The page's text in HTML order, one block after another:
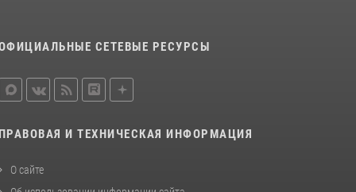
СЕТЕВЫЕ РЕСУРСЫ
ПРАВОВАЯ И ТЕХНИЧЕСКАЯ ИНФОРМАЦИЯ
О сайте